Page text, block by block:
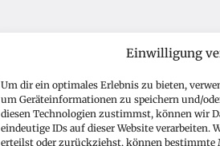
Einwilligung
Um dir ein optimales Erlebnis zu bieten,
um Geräteinformationen zu speichern und/
diesen Technologien zustimmst, können wir
eindeutige IDs auf dieser Website
erteilst oder zurückziehst, können